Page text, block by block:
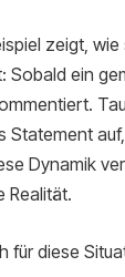
zeigt, wie
Sobald ein
Statement
Dynamik
Realität.
für diese